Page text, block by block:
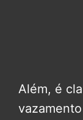
Além, é